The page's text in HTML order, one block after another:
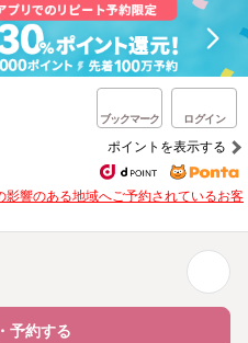
ブックマーク ログイン
ポイントを表示する
影響のある地域へご予約されているお客
予約する